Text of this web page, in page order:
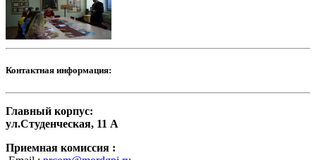
Контактная информация:
Главный корпус:
ул.Студенческая, 11 А
Приемная комиссия :